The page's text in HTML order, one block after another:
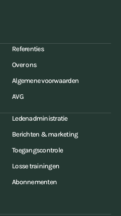
Referenties
Over ons
Algemene voorwaarden
AVG
Ledenadministratie
Berichten & marketing
Toegangscontrole
Losse trainingen
Abonnementen